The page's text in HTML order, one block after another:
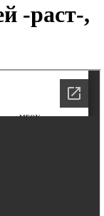
-раст-,